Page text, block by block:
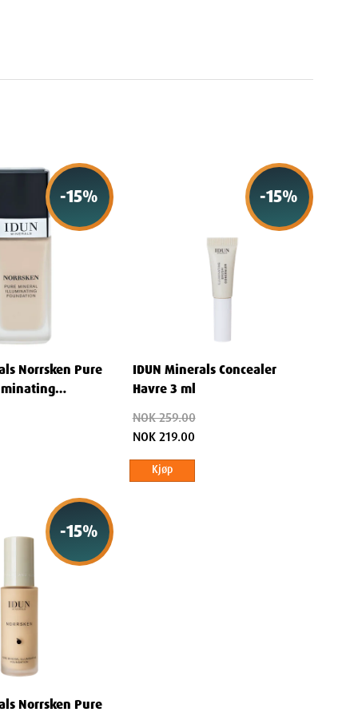
-15%
Norrsken Pure
-15%
IDUN Minerals Concealer
Havre 3 ml
NOK 259.00
NOK 219.00
Kjøp
-15%
Norrsken Pure